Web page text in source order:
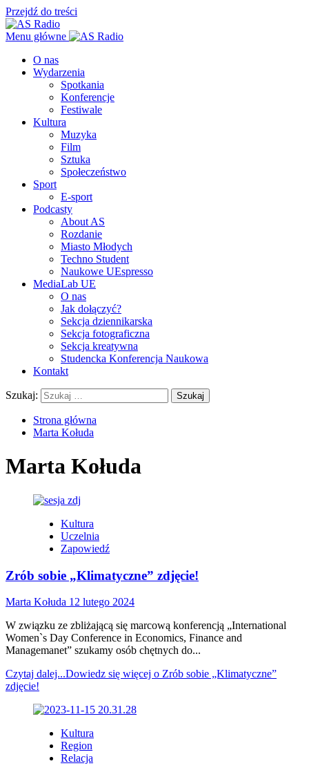
Przejdź do treści
Menu główne
O nas
Wydarzenia
Spotkania
Konferencje
Festiwale
Kultura
Muzyka
Film
Sztuka
Społeczeństwo
Sport
E-sport
Podcasty
About AS
Rozdanie
Miasto Młodych
Techno Student
Naukowe UEspresso
MediaLab UE
O nas
Jak dołączyć?
Sekcja dziennikarska
Sekcja fotograficzna
Sekcja kreatywna
Studencka Konferencja Naukowa
Kontakt
Szukaj:
Strona główna
Marta Kołuda
Marta Kołuda
Kultura
Uczelnia
Zapowiedź
Zrób sobie „Klimatyczne” zdjęcie!
Marta Kołuda 12 lutego 2024
W związku ze zbliżającą się marcową konferencją „International
Women`s Day Conference in Economics, Finance and
Managemanet” szukamy osób chętnych do...
Czytaj dalej...Dowiedz się więcej o Zrób sobie „Klimatyczne”
zdjęcie!
Kultura
Region
Relacja